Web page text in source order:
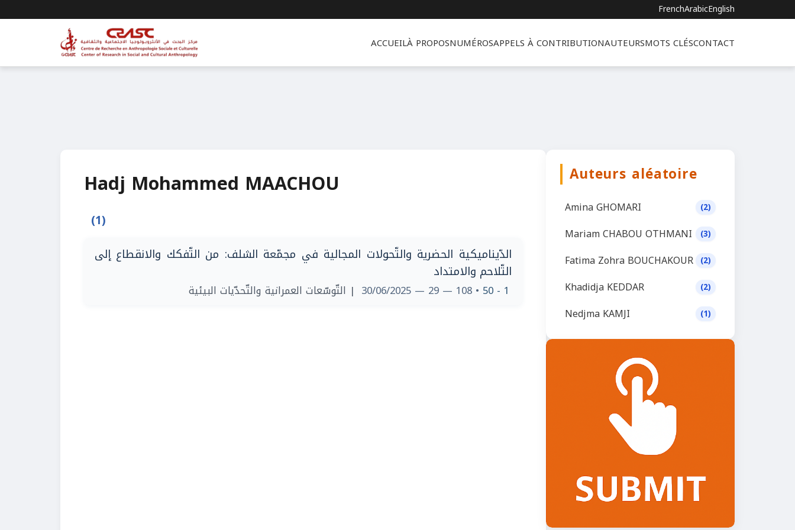
FrenchArabicEnglish
ACCUEILÀ PROPOSNUMÉROSAPPELS À CONTRIBUTIONAUTEURSMOTS CLÉSCONTACT
Hadj Mohammed MAACHOU
(1)
الدّيناميكية الحضرية والتّحولات المجالية في مجمّعة الشلف: من التّفكك والانقطاع إلى
التّلاحم والامتداد
1 - 50
• 108 — 29 — 30/06/2025 | التّوسّعات العمرانية والتّحدّيات البيئية
Auteurs aléatoire
Amina GHOMARI (2)
Mariam CHABOU OTHMANI (3)
Fatima Zohra BOUCHAKOUR (2)
Khadidja KEDDAR (2)
Nedjma KAMJI (1)